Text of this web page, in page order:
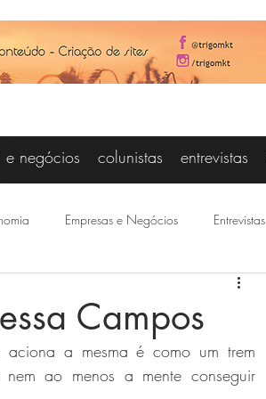
e negócios colunistas entrevistas
Empresas e Negócios Entrevistas
Lucas Eibs
Esporte Joice Raddatz Viagem
Campos
a mesma é como um trem
ao menos a mente conseguir